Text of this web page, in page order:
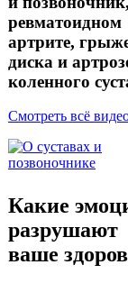
ревматоидном
артрите,
диска и
коленного
Смотреть всё
Какие
разрушают
ваше